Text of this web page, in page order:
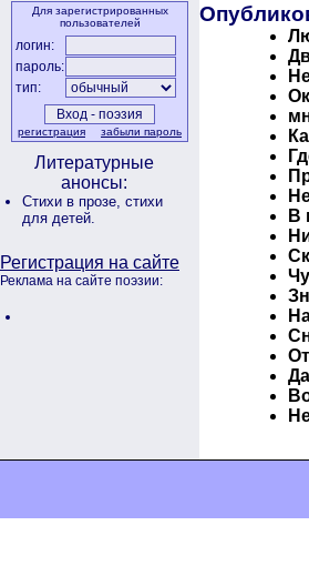
Для зарегистрированных
пользователей
логин:
пароль:
тип:
регистрация забыли пароль
Литературные
анонсы:
Стихи в прозе, стихи
для детей.
Регистрация на сайте
Реклама на сайте поэзии:
В